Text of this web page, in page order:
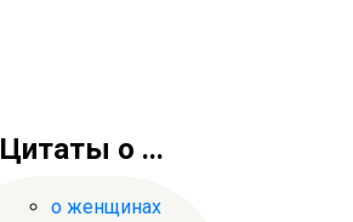
Цитаты о ...
о женщинах